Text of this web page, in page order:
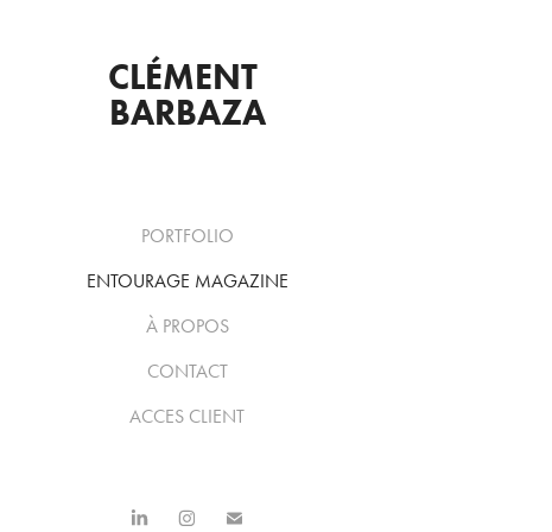
CLÉMENT
BARBAZA
PORTFOLIO
ENTOURAGE MAGAZINE
À PROPOS
CONTACT
ACCES CLIENT